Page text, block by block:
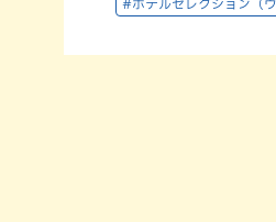
#ホテルセレクション（